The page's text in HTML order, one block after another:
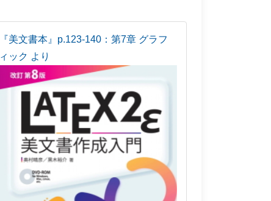
『美文書本』p.123-140：第7章 グラフ
ィック より